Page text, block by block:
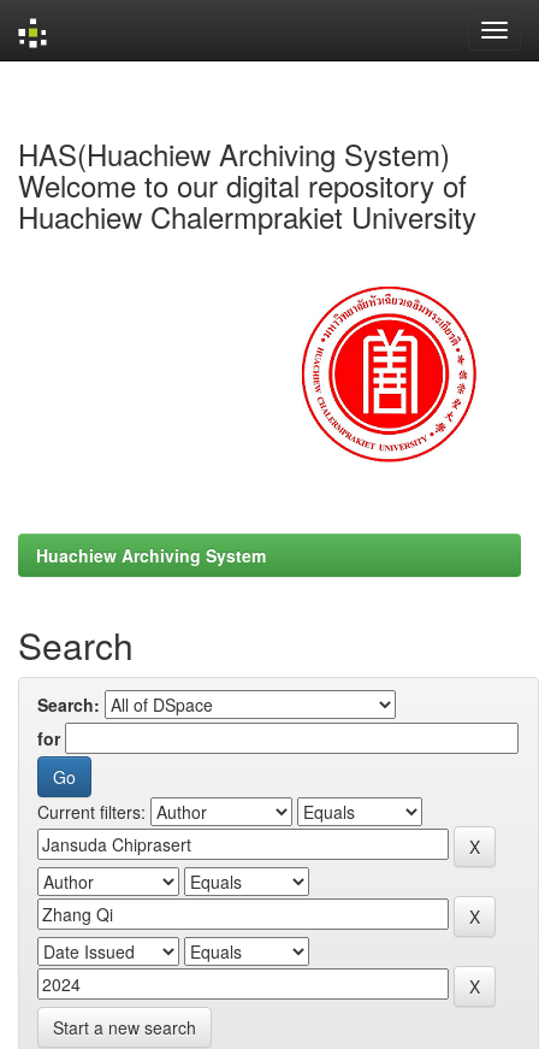
HAS(Huachiew Archiving System)
Welcome to our digital repository of
Huachiew Chalermprakiet University
Huachiew Archiving System
Search
Search:
for
Current filters:
Start a new search